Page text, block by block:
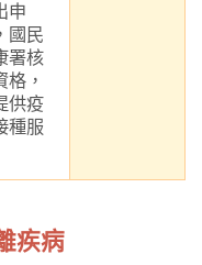
申
國民
署核
格，
供疫
種服
疾病